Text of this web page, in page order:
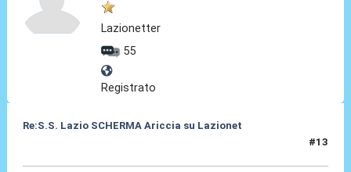
Lazionetter
55
Registrato
Re:S.S. Lazio SCHERMA Ariccia su Lazionet
#13